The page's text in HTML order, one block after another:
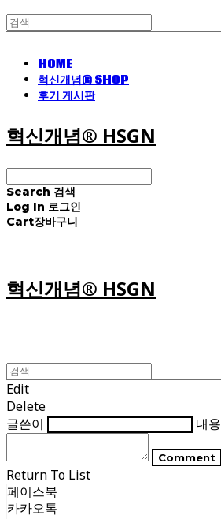
HOME
혁신개념® SHOP
후기 게시판
혁신개념® HSGN
Search 검색
Log In 로그인
Cart장바구니
혁신개념® HSGN
Edit
Delete
글쓴이
내용
Comment
Return To List
페이스북
카카오톡